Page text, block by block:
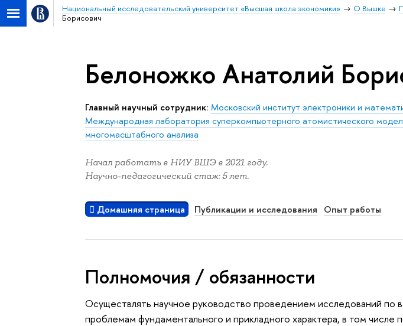
Национальный исследовательский университет «Высшая школа экономики» О Вышке
Борисович
Белоножко Анатолий
Главный научный сотрудник: Московский институт электроники и
Международная лаборатория суперкомпьютерного атомистического
многомасштабного анализа
Начал работать в НИУ ВШЭ в 2021 году.
Научно-педагогический стаж: 5 лет.
Домашняя страница Публикации и исследования Опыт работы
Полномочия / обязанности
Oсуществлять научное руководство проведением исследований по
проблемам фундаментального и прикладного характера, в том числе